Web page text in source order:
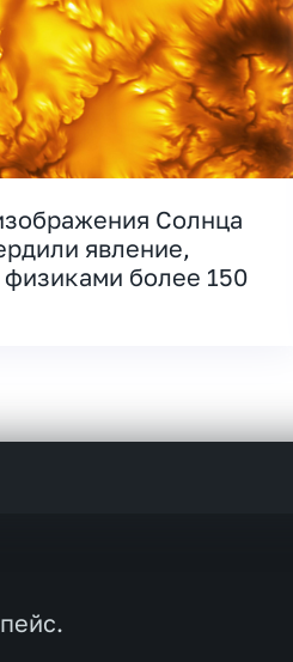
Солнца
явление,
более 150